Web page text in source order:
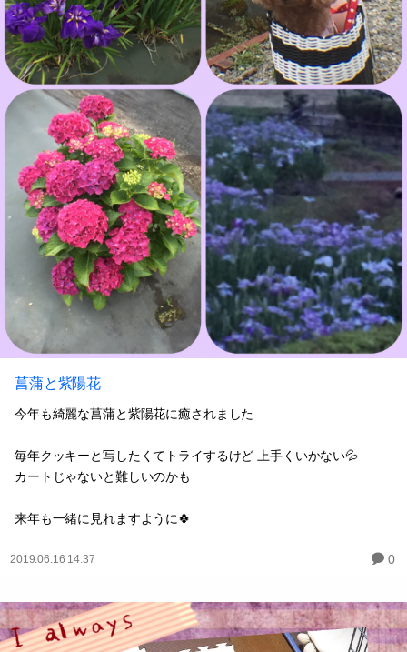
菖蒲と紫陽花
今年も綺麗な菖蒲と紫陽花に癒されました
毎年クッキーと写したくてトライするけど 上手くいかない💦
カートじゃないと難しいのかも
来年も一緒に見れますように🍀
2019.06.16 14:37 0